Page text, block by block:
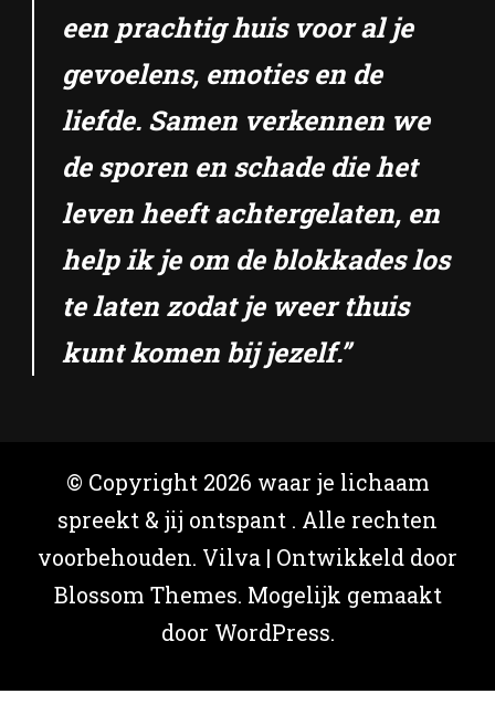
een prachtig huis voor al je
gevoelens, emoties en de
liefde. Samen verkennen we
de sporen en schade die het
leven heeft achtergelaten, en
help ik je om de blokkades los
te laten zodat je weer thuis
kunt komen bij jezelf.”
© Copyright 2026 waar je lichaam
spreekt & jij ontspant . Alle rechten
voorbehouden. Vilva | Ontwikkeld door
Blossom Themes. Mogelijk gemaakt
door WordPress.